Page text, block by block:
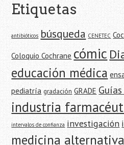
Etiquetas
antibióticos búsqueda CENETEC
Coloquio Cochrane cómic
educación médica
pediatría gradación GRADE
industria
intervalos de confianza investigación
medicina alternativa